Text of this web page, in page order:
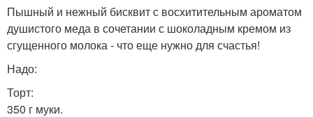
Пышный и нежный бисквит с восхитительным ароматом
душистого меда в сочетании с шоколадным кремом из
сгущенного молока - что еще нужно для счастья!
Надо:
Торт:
350 г муки.